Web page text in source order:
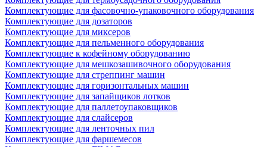
Комплектующие для фасовочно-упаковочного оборудования
Комплектующие для дозаторов
Комплектующие для миксеров
Комплектующие для пельменного оборудования
Комплектующие к кофейному оборудованию
Комплектующие для мешкозашивочного оборудования
Комплектующие для стреппинг машин
Комплектующие для горизонтальных машин
Комплектующие для запайщиков лотков
Комплектующие для паллетоупаковщиков
Комплектующие для слайсеров
Комплектующие для ленточных пил
Комплектующие для фаршемесов